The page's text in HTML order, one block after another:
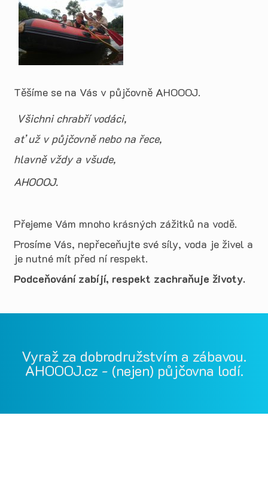
Těšíme se na Vás v půjčovně AHOOOJ.
Všichni chrabří vodáci,
ať už v půjčovně nebo na řece,
hlavně vždy a všude,
AHOOOJ.
Přejeme Vám mnoho krásných zážitků na vodě.
Prosíme Vás, nepřeceňujte své síly, voda je živel a
je nutné mít před ní respekt.
Podceňování zabíjí, respekt zachraňuje životy.
Vyraž za dobrodružstvím a zábavou.
AHOOOJ.cz - (nejen) půjčovna lodí.